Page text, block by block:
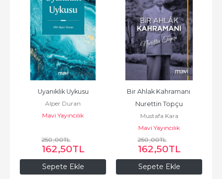
Sepete Ekle
Uyanıklık Uykusu
Alper Duran
Mavi Yayıncılık
250,00TL
162,50TL
Sepete Ekle
Bir Ahlak Kahramanı
Nurettin Topçu
Mustafa Kara
Mavi Yayıncılık
250,00TL
162,50TL